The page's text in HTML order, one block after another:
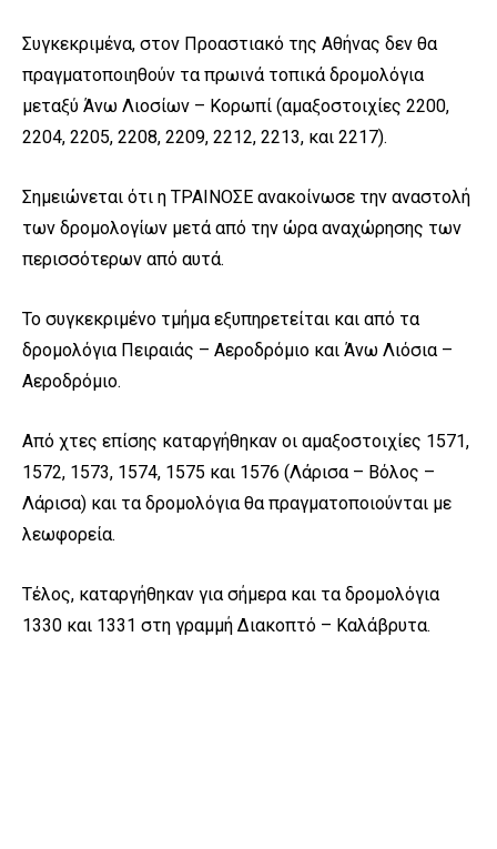
Συγκεκριμένα, στον Προαστιακό της Αθήνας δεν θα
πραγματοποιηθούν τα πρωινά τοπικά δρομολόγια
μεταξύ Άνω Λιοσίων – Κορωπί (αμαξοστοιχίες 2200,
2204, 2205, 2208, 2209, 2212, 2213, και 2217).
Σημειώνεται ότι η ΤΡΑΙΝΟΣΕ ανακοίνωσε την αναστολή
των δρομολογίων μετά από την ώρα αναχώρησης των
περισσότερων από αυτά.
Το συγκεκριμένο τμήμα εξυπηρετείται και από τα
δρομολόγια Πειραιάς – Αεροδρόμιο και Άνω Λιόσια –
Αεροδρόμιο.
Από χτες επίσης καταργήθηκαν οι αμαξοστοιχίες 1571,
1572, 1573, 1574, 1575 και 1576 (Λάρισα – Βόλος –
Λάρισα) και τα δρομολόγια θα πραγματοποιούνται με
λεωφορεία.
Τέλος, καταργήθηκαν για σήμερα και τα δρομολόγια
1330 και 1331 στη γραμμή Διακοπτό – Καλάβρυτα.